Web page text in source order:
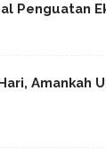
Penguatan
Amankah